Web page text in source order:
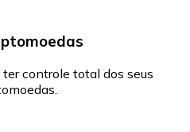
controle total dos seus